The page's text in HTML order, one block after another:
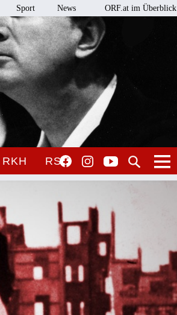
Sport News ORF.at im Überblick
RKH RSO